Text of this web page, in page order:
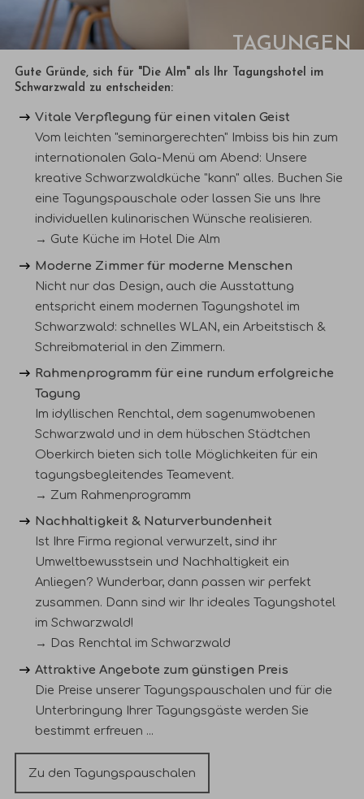
TAGUNGEN
Gute Gründe, sich für "Die Alm" als Ihr Tagungshotel
im
Schwarzwald zu entscheiden:
Vitale Verpflegung für einen vitalen Geist
Vom leichten "seminargerechten" Imbiss bis hin zum
internationalen Gala-Menü am Abend: Unsere
kreative Schwarzwaldküche "kann" alles. Buchen Sie
eine Tagungspauschale oder lassen Sie uns Ihre
individuellen kulinarischen Wünsche realisieren.
→ Gute Küche im Hotel Die Alm
Moderne Zimmer für moderne Menschen
Nicht nur das Design, auch die Ausstattung
entspricht einem modernen Tagungshotel im
Schwarzwald: schnelles WLAN, ein Arbeitstisch &
Schreibmaterial in den Zimmern.
Rahmenprogramm für eine rundum erfolgreiche
Tagung
Im idyllischen Renchtal, dem sagenumwobenen
Schwarzwald und in dem hübschen Städtchen
Oberkirch bieten sich tolle Möglichkeiten für ein
tagungsbegleitendes Teamevent.
→ Zum Rahmenprogramm
Nachhaltigkeit & Naturverbundenheit
Ist Ihre Firma regional verwurzelt, sind ihr
Umweltbewusstsein und Nachhaltigkeit ein
Anliegen? Wunderbar, dann passen wir perfekt
zusammen. Dann sind wir Ihr ideales Tagungshotel
im Schwarzwald!
→ Das Renchtal im Schwarzwald
Attraktive Angebote zum günstigen Preis
Die Preise unserer Tagungspauschalen und für die
Unterbringung Ihrer Tagungsgäste werden Sie
bestimmt erfreuen ...
Zu den Tagungspauschalen